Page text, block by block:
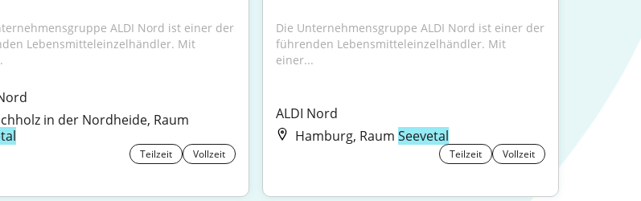
ALDI Nord ist einer der
Lebensmitteleinzelhändler. Mit
in der Nordheide, Raum
Teilzeit Vollzeit
Die Unternehmensgruppe ALDI Nord ist einer der
führenden Lebensmitteleinzelhändler. Mit
einer...
ALDI Nord
Hamburg, Raum Seevetal
Teilzeit Vollzeit